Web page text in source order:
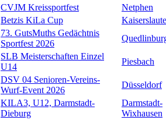
CVJM Kreissportfest
Netphen
Betzis KiLa Cup
73. GutsMuths Gedächtnis
Sportfest 2026
SLB Meisterschaften Einzel
U14
Piesbach
DSV 04 Senioren-Vereins-
Wurf-Event 2026
Düsseldorf
KILA3, U12, Darmstadt-
Dieburg
Darmstadt-
Wixhausen